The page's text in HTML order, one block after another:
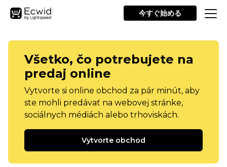
今すぐ始める
Všetko, čo potrebujete na
predaj online
Vytvorte si online obchod za pár minút, aby
ste mohli predávať na webovej stránke,
sociálnych médiách alebo trhoviskách.
Vytvorte obchod